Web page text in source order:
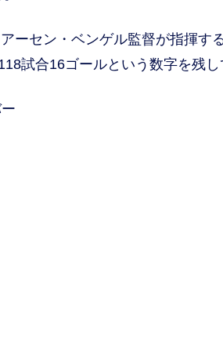
ーセン・ベンゲル監督が指揮す
試合16ゴールという数字を残し